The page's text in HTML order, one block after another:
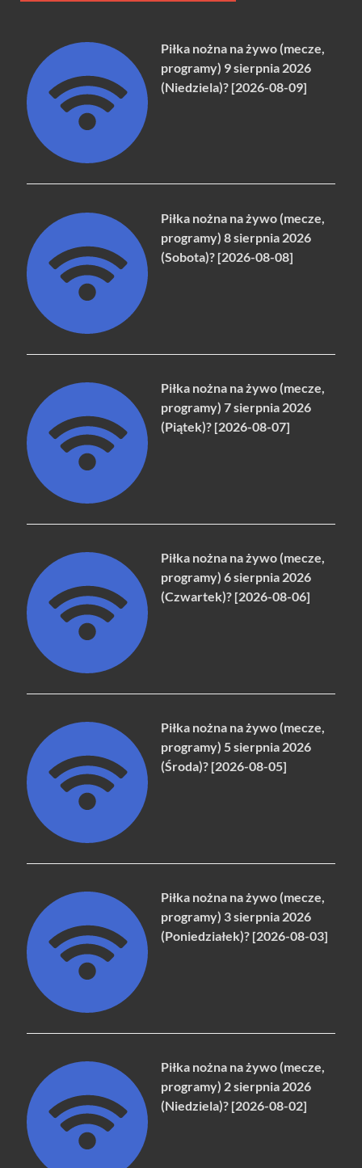
Piłka nożna na żywo (mecze,
programy) 9 sierpnia 2026
(Niedziela)? [2026-08-09]
Piłka nożna na żywo (mecze,
programy) 8 sierpnia 2026
(Sobota)? [2026-08-08]
Piłka nożna na żywo (mecze,
programy) 7 sierpnia 2026
(Piątek)? [2026-08-07]
Piłka nożna na żywo (mecze,
programy) 6 sierpnia 2026
(Czwartek)? [2026-08-06]
Piłka nożna na żywo (mecze,
programy) 5 sierpnia 2026
(Środa)? [2026-08-05]
Piłka nożna na żywo (mecze,
programy) 3 sierpnia 2026
(Poniedziałek)? [2026-08-03]
Piłka nożna na żywo (mecze,
programy) 2 sierpnia 2026
(Niedziela)? [2026-08-02]